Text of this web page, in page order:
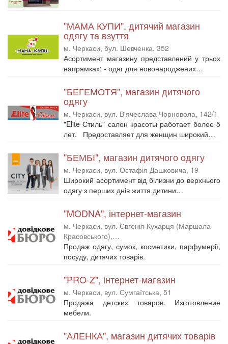
"МАМА КУПИ", дитячий магазин
одягу та взуття
м. Черкаси, бул. Шевченка, 352
Асортимент магазину представлений у трьох
напрямках: - одяг для новонароджених…
"БЕГЕМОТЯ", магазин дитячого
одягу
м. Черкаси, вул. В'ячеслава Чорновола, 142/1
"Elite Стиль" салон красоты работает более 5
лет. Предоставляет для женщин широкий…
"БЕМБІ", магазин дитячого одягу
м. Черкаси, вул. Остафія Дашковича, 19
Широкий асортимент від білизни до верхнього
одягу з перших днів життя дитини…
"MODNA", інтернет-магазин
м. Черкаси, вул. Євгенія Кухарця (Маршала
Красовського),…
Продаж одягу, сумок, косметики, парфумерії,
посуду, дитячих товарів.
"PRO-Z", інтернет-магазин
м. Черкаси, вул. Сумгаїтська, 51
Продажа детских товаров. Изготовление
мебели.
"АЛЕНКА", магазин дитячих товарів